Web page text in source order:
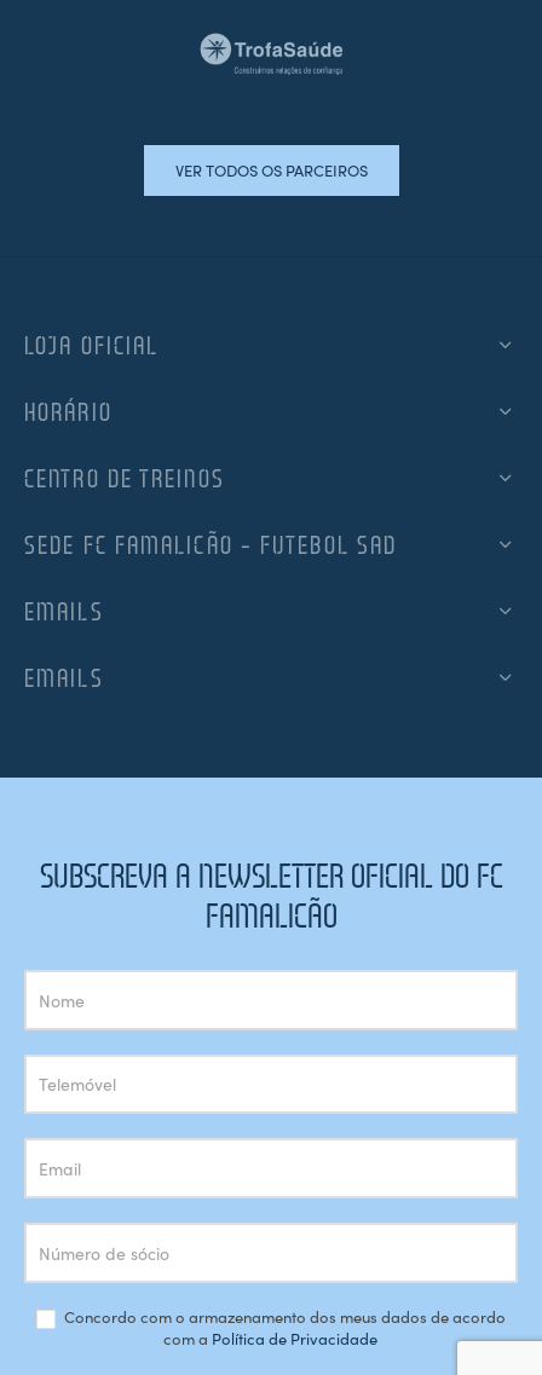
VER TODOS OS PARCEIROS
LOJA OFICIAL
HORÁRIO
CENTRO DE TREINOS
SEDE FC FAMALICÃO – FUTEBOL SAD
EMAILS
EMAILS
SUBSCREVA A NEWSLETTER OFICIAL DO FC
FAMALICÃO
Subscrição
Newsletter
Concordo com o armazenamento dos meus dados de acordo
com a Política de Privacidade